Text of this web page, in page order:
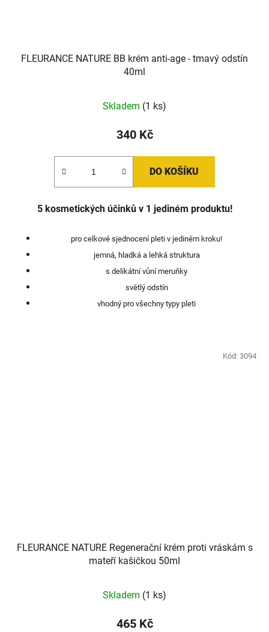
FLEURANCE NATURE BB krém anti-age - tmavý odstín
40ml
Skladem (1 ks)
340 Kč
DO KOŠÍKU
5 kosmetických účinků v 1 jediném produktu!
pro celkové sjednocení pleti v jediném kroku!
jemná, hladká a lehká struktura
s delikátní vůní meruňky
světlý odstín
vhodný pro všechny typy pleti
FLEURANCE NATURE Regenerační krém proti vráskám s
mateří kašičkou 50ml
Skladem (1 ks)
465 Kč
Kód: 3094